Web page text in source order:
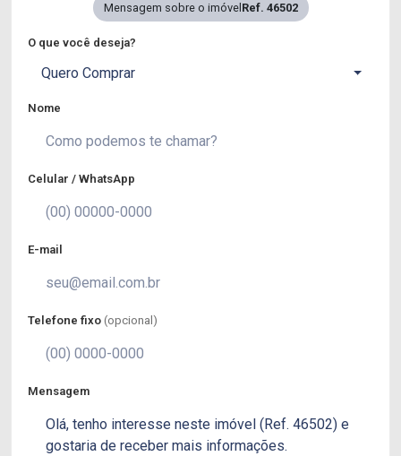
Mensagem sobre o imóvel Ref. 46502
O que você deseja?
Quero Comprar
Nome
Celular / WhatsApp
E-mail
Telefone fixo (opcional)
Mensagem